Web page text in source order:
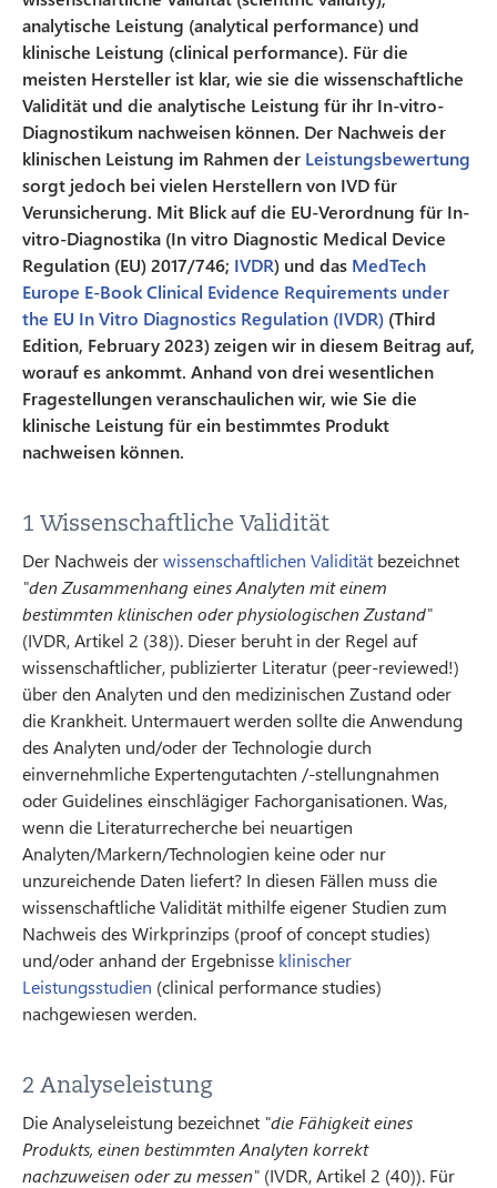
analytische Leistung (analytical performance) und
klinische Leistung (clinical performance). Für die
meisten Hersteller ist klar, wie sie die wissenschaftliche
Validität und die analytische Leistung für ihr In-vitro-
Diagnostikum nachweisen können. Der Nachweis der
klinischen Leistung im Rahmen der Leistungsbewertung
sorgt jedoch bei vielen Herstellern von IVD für
Verunsicherung. Mit Blick auf die EU-Verordnung für In-
vitro-Diagnostika (In vitro Diagnostic Medical Device
Regulation (EU) 2017/746; IVDR) und das MedTech
Europe E-Book Clinical Evidence Requirements under
the EU In Vitro Diagnostics Regulation (IVDR) (Third
Edition, February 2023) zeigen wir in diesem Beitrag auf,
worauf es ankommt. Anhand von drei wesentlichen
Fragestellungen veranschaulichen wir, wie Sie die
klinische Leistung für ein bestimmtes Produkt
nachweisen können.
1 Wissenschaftliche Validität
Der Nachweis derwissenschaftlichen Validität bezeichnet
"den Zusammenhang eines Analyten mit einem
bestimmten klinischen oder physiologischen Zustand"
(IVDR, Artikel 2 (38)). Dieser beruht in der Regel auf
wissenschaftlicher, publizierter Literatur (peer-reviewed!)
über den Analyten und den medizinischen Zustand oder
die Krankheit. Untermauert werden sollte die Anwendung
des Analyten und/oder der Technologie durch
einvernehmliche Expertengutachten /-stellungnahmen
oder Guidelines einschlägiger Fachorganisationen. Was,
wenn die Literaturrecherche bei neuartigen
Analyten/Markern/Technologien keine oder nur
unzureichende Daten liefert? In diesen Fällen muss die
wissenschaftliche Validität mithilfe eigener Studien zum
Nachweis des Wirkprinzips (proof of concept studies)
und/oder anhand der Ergebnisse klinischer
Leistungsstudien (clinical performance studies)
nachgewiesen werden.
2 Analyseleistung
Die Analyseleistung bezeichnet "die Fähigkeit eines
Produkts, einen bestimmten Analyten korrekt
nachzuweisen oder zu messen" (IVDR, Artikel 2 (40)). Für